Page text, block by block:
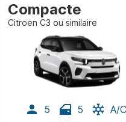
Compacte
Citroen C3 ou similaire
5 5
A/C